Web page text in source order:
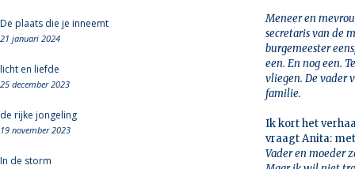
De plaats die je inneemt
21 januari 2024
licht en liefde
25 december 2023
de rijke jongeling
19 november 2023
In de storm
Meneer en
secretaris van de
burgemeester
een. En nog een.
vliegen. De vader
familie.
Ik kort het
vraagt Anita:
Vader en moeder